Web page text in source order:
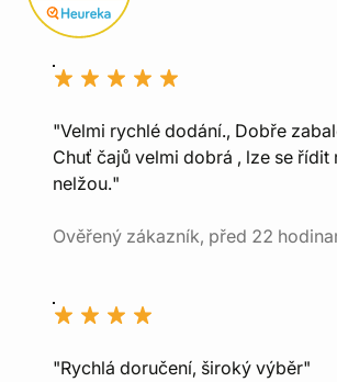
"Velmi rychlé dodání., Dobře
Chuť čajů velmi dobrá , lze se řídit
nelžou."
Ověřený zákazník, před 22
"Rychlá doručení, široký výběr"